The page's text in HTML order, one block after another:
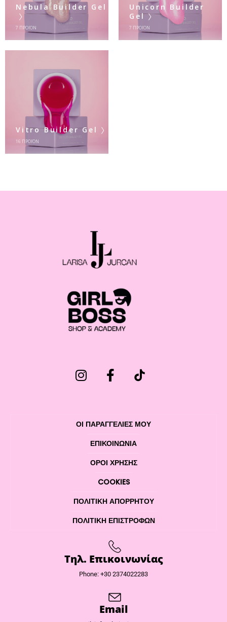
Nebula Builder Gel
7 ΠΡΟΪΌΝ
Unicorn Builder
Gel
7 ΠΡΟΪΌΝ
Vitro Builder Gel
16 ΠΡΟΪΌΝ
ΟΙ ΠΑΡΑΓΓΕΛΙΕΣ ΜΟΥ
ΕΠΙΚΟΙΝΩΝΊΑ
ΌΡΟΙ ΧΡΉΣΗΣ
COOKIES
ΠΟΛΙΤΙΚΉ ΑΠΟΡΡΉΤΟΥ
ΠΟΛΙΤΙΚΉ ΕΠΙΣΤΡΟΦΏΝ
Τηλ. Επικοινωνίας
Phone: +30 2374022283
Email